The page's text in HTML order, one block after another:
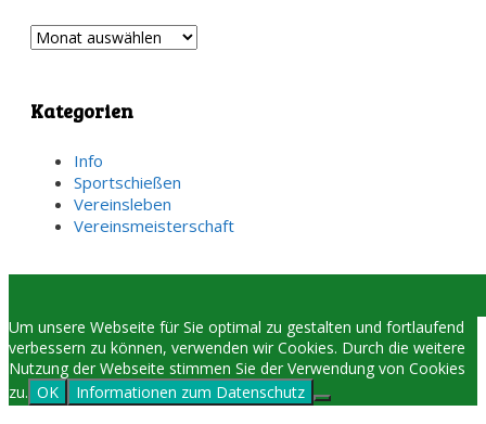
Archiv
Kategorien
Info
Sportschießen
Vereinsleben
Vereinsmeisterschaft
Um unsere Webseite für Sie optimal zu gestalten und fortlaufend
verbessern zu können, verwenden wir Cookies. Durch die weitere
Nutzung der Webseite stimmen Sie der Verwendung von Cookies
zu. OK Informationen zum Datenschutz